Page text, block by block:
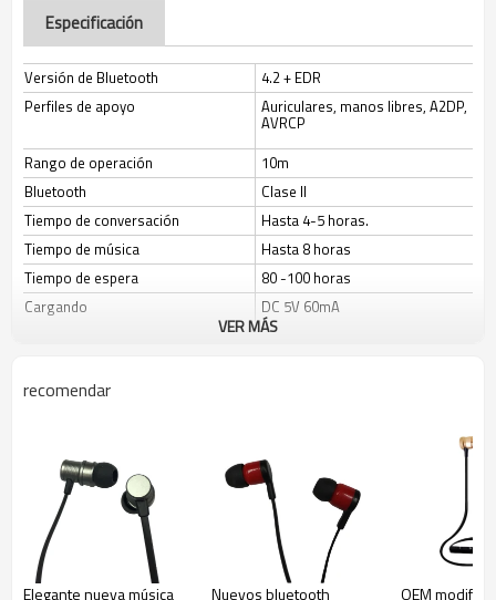
Especificación
Versión de Bluetooth
4.2 + EDR
Perfiles de apoyo
Auriculares, manos libres, A2DP,
AVRCP
Rango de operación
10m
Bluetooth
Clase II
Tiempo de conversación
Hasta 4-5 horas.
Tiempo de música
Hasta 8 horas
Tiempo de espera
80 -100 horas
Cargando
DC 5V 60mA
Batería de polímero de litio de alto
VER MÁS
recomendar
Elegante nueva música Nuevos bluetooth OEM